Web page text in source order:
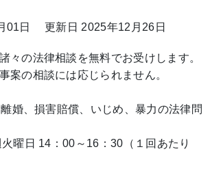
01日
更新日 2025年12月26日
々の法律相談を無料でお受けします。
案の相談には応じられません。
婚、損害賠償、いじめ、暴力の法律問
：00～16：30（１回あたり